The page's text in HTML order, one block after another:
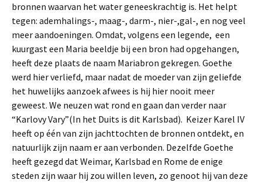
bronnen waarvan het water geneeskrachtig is. Het helpt
tegen: ademhalings-, maag-, darm-, nier-,gal-, en nog veel
meer aandoeningen. Omdat, volgens een legende, een
kuurgast een Maria beeldje bij een bron had opgehangen,
heeft deze plaats de naam Mariabron gekregen. Goethe
werd hier verliefd, maar nadat de moeder van zijn geliefde
het huwelijks aanzoek afwees is hij hier nooit meer
geweest. We neuzen wat rond en gaan dan verder naar
“Karlovy Vary”(In het Duits is dit Karlsbad). Keizer Karel IV
heeft op één van zijn jachttochten de bronnen ontdekt, en
natuurlijk zijn naam er aan verbonden. Dezelfde Goethe
heeft gezegd dat Weimar, Karlsbad en Rome de enige
steden zijn waar hij zou willen leven, zo genoot hij van deze